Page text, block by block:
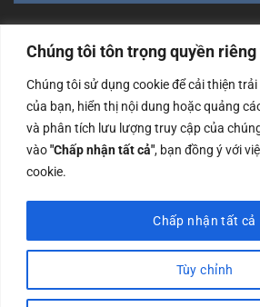
Chúng tôi tôn trọng quyền
Chúng tôi sử dụng cookie để cải thiện
của bạn, hiển thị nội dung hoặc quảng
và phân tích lưu lượng truy cập của
vào"Chấp nhận tất cả", bạn đồng ý với
cookie.
Tùy chỉnh
Chấp nhận tất cả
Công ty TNHH Nam Bình Xương - Số
cấp ngày 14/06/2019 bởi Sở Kế
Nội
Copyrights @2023 Nam Binh Xuong.